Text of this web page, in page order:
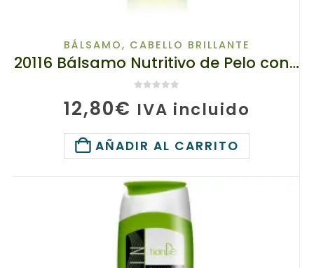
BÁLSAMO, CABELLO BRILLANTE
20116 Bálsamo Nutritivo de Pelo con Extracto de Aloe Vera, TianDe 460ml ,
12,80€ IVA incluido
AÑADIR AL CARRITO